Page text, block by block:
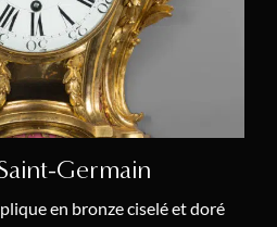
Germain
en bronze ciselé et doré